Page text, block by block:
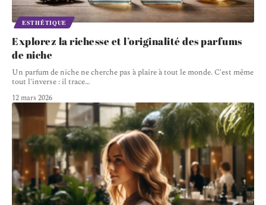
ESTHÉTIQUE
Explorez la richesse et l’originalité des parfums
de niche
Un parfum de niche ne cherche pas à plaire à tout le monde. C'est même
tout l'inverse : il trace…
12 mars 2026